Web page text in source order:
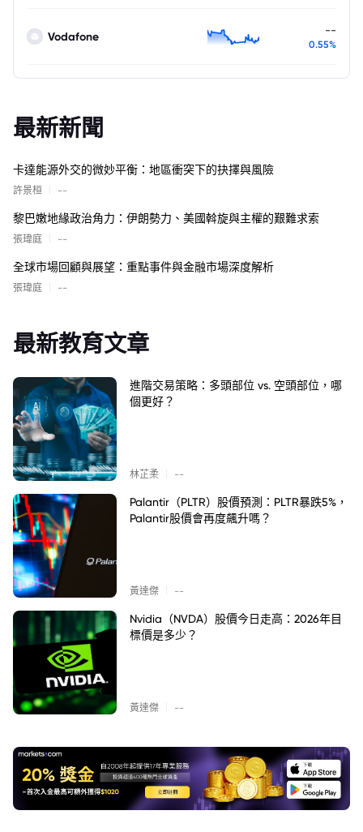
Vodafone --
0.55%
最新新聞
卡達能源外交的微妙平衡：地區衝突下的抉擇與風險
許景桓 --
黎巴嫩地緣政治角力：伊朗勢力、美國斡旋與主權的艱難求索
張瑋庭 --
全球市場回顧與展望：重點事件與金融市場深度解析
張瑋庭 --
最新教育文章
進階交易策略：多頭部位 vs. 空頭部位，哪
個更好？
林芷柔 --
Palantir（PLTR）股價預測：PLTR暴跌5%，
Palantir股價會再度飆升嗎？
黃達傑 --
Nvidia（NVDA）股價今日走高：2026年目
標價是多少？
黃達傑 --